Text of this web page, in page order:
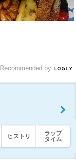
Recommended by
ヒストリ
ラップ
タイム